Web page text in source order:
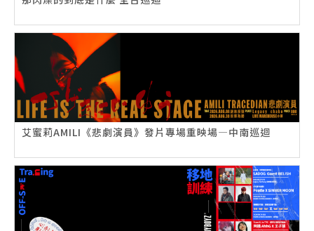
艾蜜莉AMILI《悲劇演員》發片專場重映場—中南巡迴